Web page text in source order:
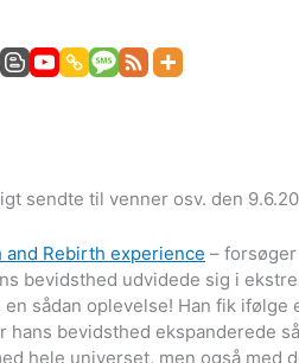
sendte til venner osv. den
and Rebirth experience –
bevidsthed udvidede sig i
sådan oplevelse! Han fik ifølge
bevidsthed ekspanderede så
hele universet, men også med